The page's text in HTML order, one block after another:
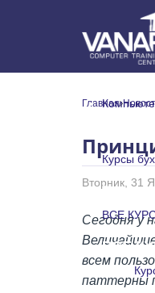
Курсы
Курсы
ВСЕ
ВСЕ
Главная
Вторник, 31
Сегодня у
всем
паттерны